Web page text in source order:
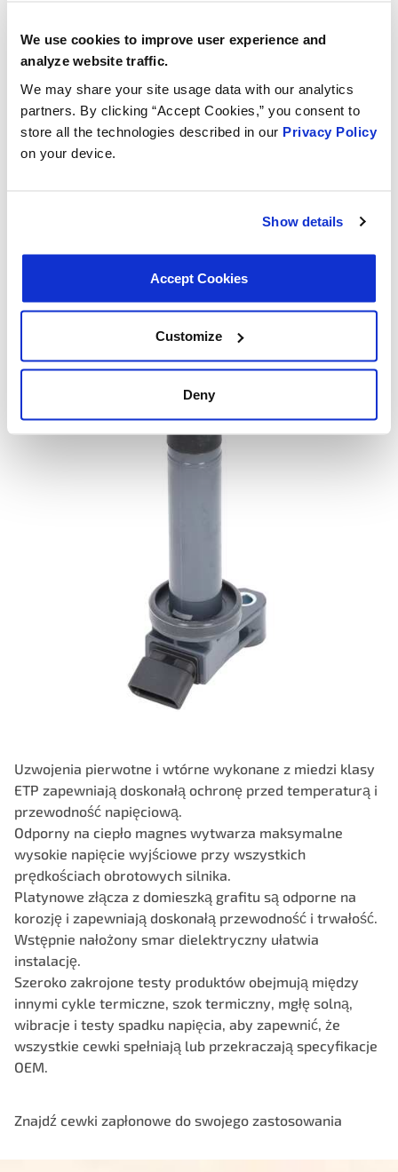
We use cookies to improve user experience and
analyze website traffic.
We may share your site usage data with our analytics
partners. By clicking “Accept Cookies,” you consent to
store all the technologies described in our Privacy Policy
on your device.
Show details
Accept Cookies
Customize
Deny
Uzwojenia pierwotne i wtórne wykonane z miedzi klasy
ETP zapewniają doskonałą ochronę przed temperaturą i
przewodność napięciową.
Odporny na ciepło magnes wytwarza maksymalne
wysokie napięcie wyjściowe przy wszystkich
prędkościach obrotowych silnika.
Platynowe złącza z domieszką grafitu są odporne na
korozję i zapewniają doskonałą przewodność i trwałość.
Wstępnie nałożony smar dielektryczny ułatwia
instalację.
Szeroko zakrojone testy produktów obejmują między
innymi cykle termiczne, szok termiczny, mgłę solną,
wibracje i testy spadku napięcia, aby zapewnić, że
wszystkie cewki spełniają lub przekraczają specyfikacje
OEM.
Znajdź cewki zapłonowe do swojego zastosowania